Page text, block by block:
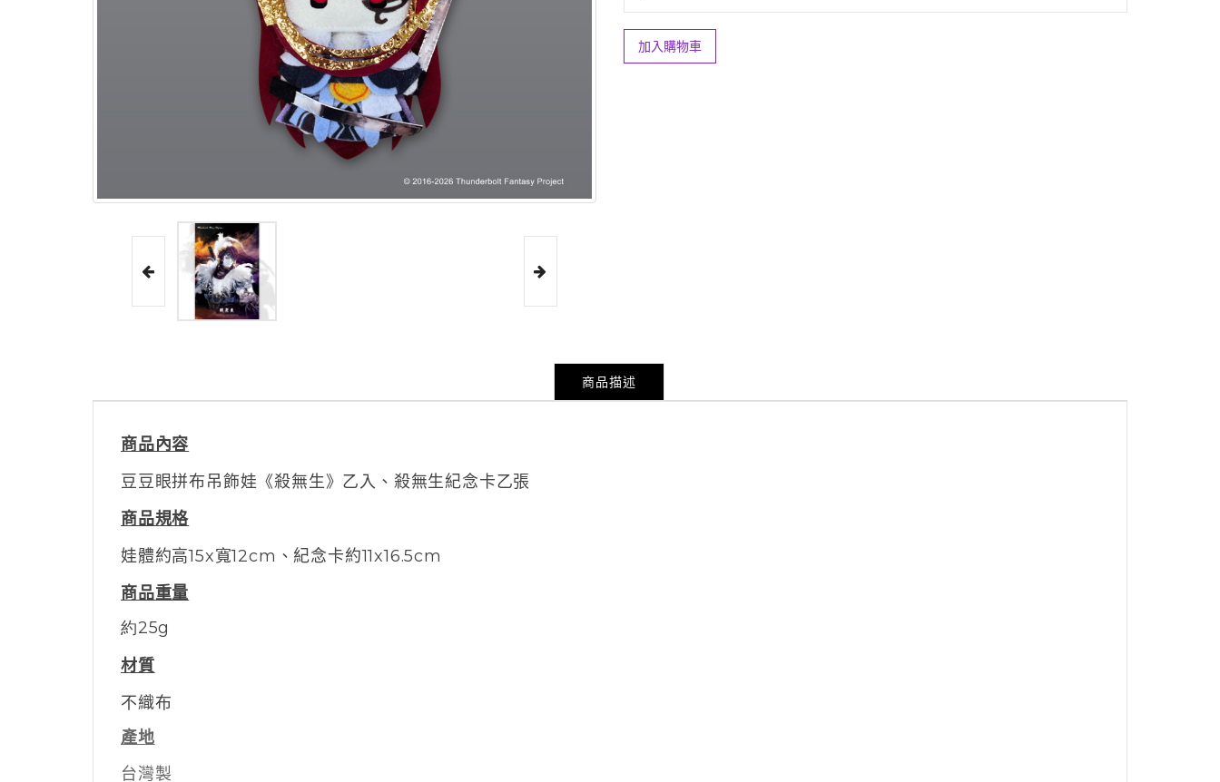
加入購物車
商品描述
商品內容
豆豆眼拼布吊飾娃《殺無生》乙入、殺無生紀念卡乙張
商品規格
娃體約高15x寬12cm、紀念卡約11x16.5cm
商品重量
約25g
材質
不織布
產地
台灣製